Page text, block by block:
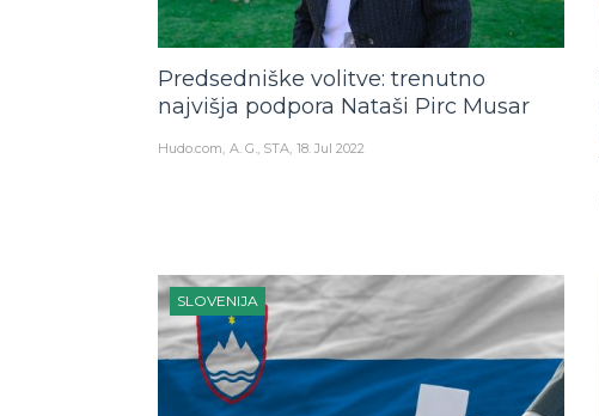
Predsedniške volitve: trenutno
najvišja podpora Nataši Pirc Musar
Hudo.com A. G., STA 18. Jul 2022
SLOVENIJA